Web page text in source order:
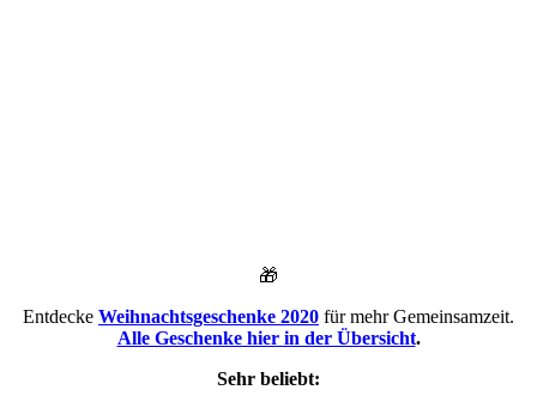
🎁
Entdecke Weihnachtsgeschenke 2020 für mehr Gemeinsamzeit.
Alle Geschenke hier in der Übersicht.
Sehr beliebt: